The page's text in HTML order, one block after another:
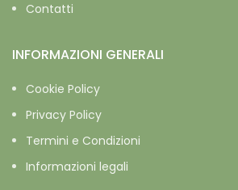
Contatti
INFORMAZIONI GENERALI
Cookie Policy
Privacy Policy
Termini e Condizioni
Informazioni legali